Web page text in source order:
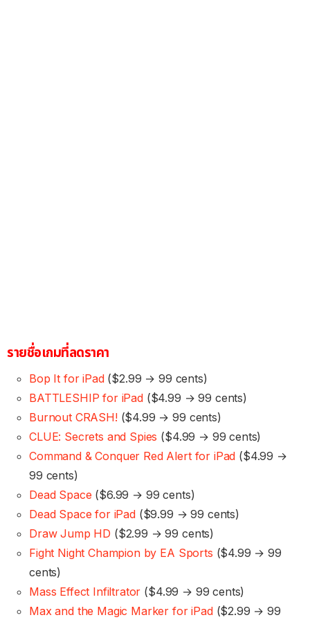
รายชื่อเกมที่ลดราคา
Bop It for iPad($2.99 → 99 cents)
BATTLESHIP for iPad($4.99 → 99 cents)
Burnout CRASH!($4.99 → 99 cents)
CLUE: Secrets and Spies ($4.99 → 99 cents)
Command & Conquer Red Alert for iPad ($4.99 →
99 cents)
Dead Space ($6.99 → 99 cents)
Dead Space for iPad($9.99 → 99 cents)
Draw Jump HD ($2.99 → 99 cents)
Fight Night Champion by EA Sports ($4.99 → 99
cents)
Mass Effect Infiltrator ($4.99 → 99 cents)
Max and the Magic Marker for iPad($2.99 → 99